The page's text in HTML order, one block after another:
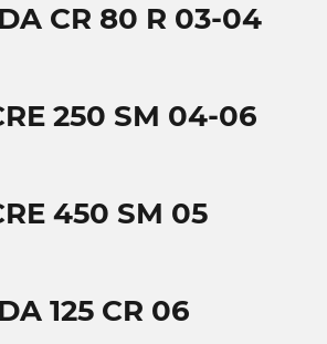
CR 80 R 03-04
250 SM 04-06
450 SM 05
125 CR 06